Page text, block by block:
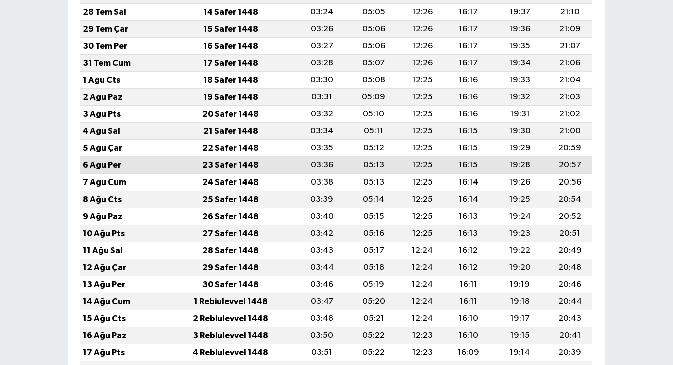
28 Tem Sal
14 Safer 1448 03:24 05:05 12:26 16:17 19:37
21:10
29 Tem Çar
15 Safer 1448 03:26 05:06 12:26 16:17 19:36
21:09
30 Tem Per
16 Safer 1448 03:27 05:06 12:26 16:17 19:35
21:07
31 Tem Cum
17 Safer 1448 03:28 05:07 12:26 16:17 19:34
21:06
1 Ağu Cts
18 Safer 1448 03:30 05:08 12:25 16:16 19:33
21:04
2 Ağu Paz
19 Safer 1448 03:31 05:09 12:25 16:16 19:32
21:03
3 Ağu Pts
20 Safer 1448 03:32 05:10 12:25 16:16 19:31
21:02
4 Ağu Sal
21 Safer 1448 03:34 05:11 12:25 16:15 19:30
21:00
5 Ağu Çar
22 Safer 1448 03:35 05:12 12:25 16:15 19:29
20:59
6 Ağu Per
23 Safer 1448 03:36 05:13 12:25 16:15 19:28
20:57
7 Ağu Cum
24 Safer 1448 03:38 05:13 12:25 16:14 19:26
20:56
8 Ağu Cts
25 Safer 1448 03:39 05:14 12:25 16:14 19:25
20:54
9 Ağu Paz
26 Safer 1448 03:40 05:15 12:25 16:13 19:24
20:52
10 Ağu Pts
27 Safer 1448 03:42 05:16 12:25 16:13 19:23
20:51
11 Ağu Sal
28 Safer 1448 03:43 05:17 12:24 16:12 19:22
20:49
12 Ağu Çar
29 Safer 1448 03:44 05:18 12:24 16:12 19:20
20:48
13 Ağu Per
30 Safer 1448 03:46 05:19 12:24 16:11 19:19
20:46
14 Ağu Cum
1 Rebiulevvel 1448 03:47 05:20 12:24 16:11 19:18
20:44
15 Ağu Cts
2 Rebiulevvel 1448 03:48 05:21 12:24 16:10 19:17
20:43
16 Ağu Paz
3 Rebiulevvel 1448 03:50 05:22 12:23 16:10 19:15
20:41
17 Ağu Pts
4 Rebiulevvel 1448 03:51 05:22 12:23 16:09 19:14
20:39